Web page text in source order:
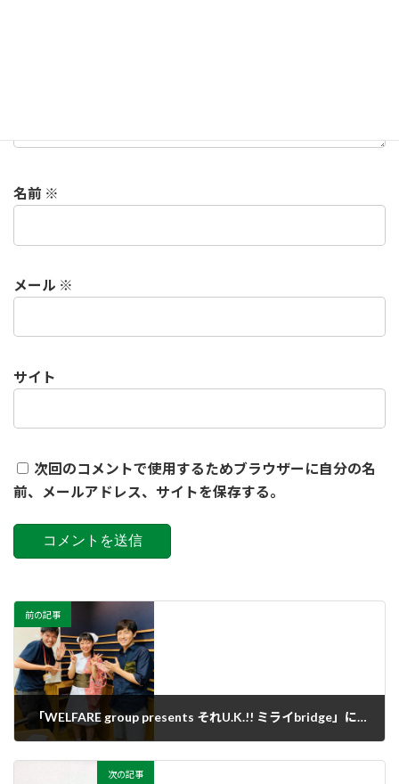
名前 ※
メール ※
サイト
次回のコメントで使用するためブラウザーに自分の名
前、メールアドレス、サイトを保存する。
前の記事
「WELFARE group presents それU.K.!! ミライbridge」に出させていただきます！
2019年7月13日
次の記事